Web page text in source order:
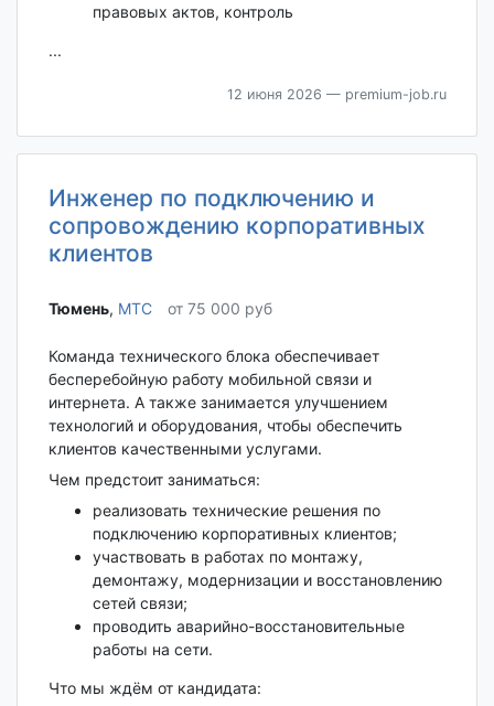
правовых актов, контроль
...
12 июня 2026 — premium-job.ru
Инженер по подключению и
сопровождению корпоративных
клиентов
Тюмень‎, МТС от 75 000 руб
Команда технического блока обеспечивает
бесперебойную работу мобильной связи и
интернета. А также занимается улучшением
технологий и оборудования, чтобы обеспечить
клиентов качественными услугами.
Чем предстоит заниматься:
реализовать технические решения по
подключению корпоративных клиентов;
участвовать в работах по монтажу,
демонтажу, модернизации и восстановлению
сетей связи;
проводить аварийно-восстановительные
работы на сети.
Что мы ждём от кандидата: